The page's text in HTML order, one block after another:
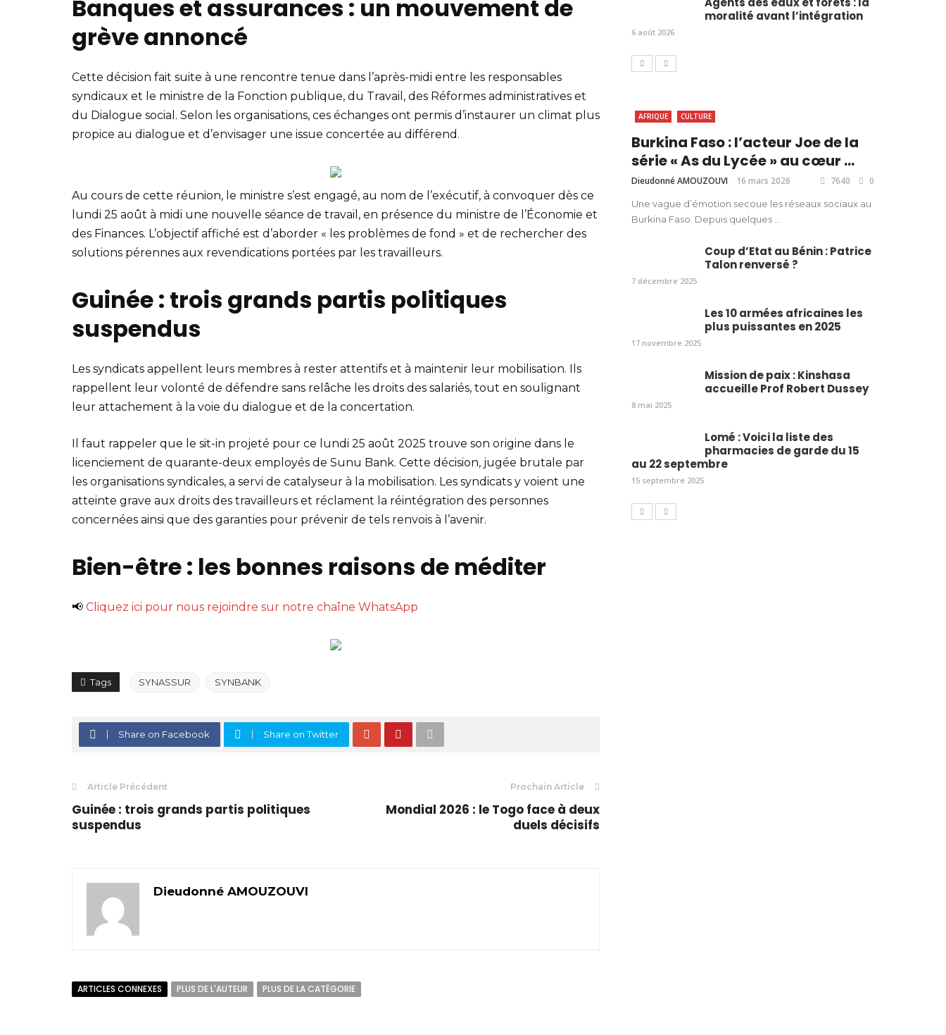
Banques et assurances : un mouvement de
grève annoncé
Cette décision fait suite à une rencontre tenue dans l’après-midi entre les responsables
syndicaux et le ministre de la Fonction publique, du Travail, des Réformes administratives et
du Dialogue social. Selon les organisations, ces échanges ont permis d’instaurer un climat plus
propice au dialogue et d’envisager une issue concertée au différend.
Au cours de cette réunion, le ministre s’est engagé, au nom de l’exécutif, à convoquer dès ce
lundi 25 août à midi une nouvelle séance de travail, en présence du ministre de l’Économie et
des Finances. L’objectif affiché est d’aborder « les problèmes de fond » et de rechercher des
solutions pérennes aux revendications portées par les travailleurs.
Guinée : trois grands partis politiques
suspendus
Les syndicats appellent leurs membres à rester attentifs et à maintenir leur mobilisation. Ils
rappellent leur volonté de défendre sans relâche les droits des salariés, tout en soulignant
leur attachement à la voie du dialogue et de la concertation.
Il faut rappeler que le sit-in projeté pour ce lundi 25 août 2025 trouve son origine dans le
licenciement de quarante-deux employés de Sunu Bank. Cette décision, jugée brutale par
les organisations syndicales, a servi de catalyseur à la mobilisation. Les syndicats y voient une
atteinte grave aux droits des travailleurs et réclament la réintégration des personnes
concernées ainsi que des garanties pour prévenir de tels renvois à l’avenir.
Bien-être : les bonnes raisons de méditer
📢 Cliquez ici pour nous rejoindre sur notre chaîne WhatsApp
Tags SYNASSUR SYNBANK
Share on Facebook Share on Twitter
Article Précédent
Guinée : trois grands partis politiques
suspendus
Prochain Article
Mondial 2026 : le Togo face à deux
duels décisifs
Dieudonné AMOUZOUVI
ARTICLES CONNEXES PLUS DE L'AUTEUR PLUS DE LA CATÉGORIE
moralité avant l’intégration
6 août 2026
AFRIQUE CULTURE
Burkina Faso : l’acteur Joe de la
série « As du Lycée » au cœur ...
Dieudonné AMOUZOUVI 16 mars 2026 7640 0
Une vague d’émotion secoue les réseaux sociaux au
Burkina Faso. Depuis quelques ...
Coup d’Etat au Bénin : Patrice
Talon renversé ?
7 décembre 2025
Les 10 armées africaines les
plus puissantes en 2025
17 novembre 2025
Mission de paix : Kinshasa
accueille Prof Robert Dussey
8 mai 2025
Lomé : Voici la liste des
pharmacies de garde du 15
au 22 septembre
15 septembre 2025